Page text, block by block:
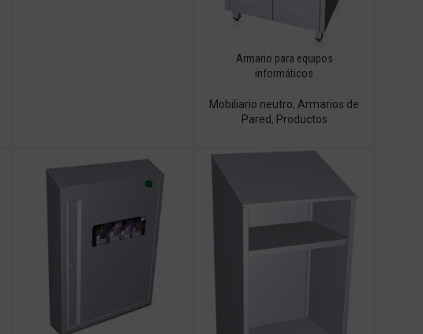
Armario para equipos
informáticos
Mobiliario neutro, Armarios de
Pared, Productos